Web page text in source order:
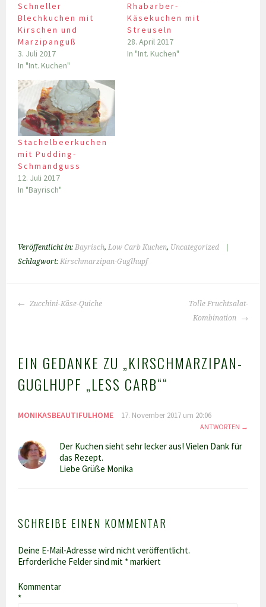
Schneller
Blechkuchen mit
Kirschen und
Marzipanguß
3. Juli 2017
In "Int. Kuchen"
Rhabarber-
Käsekuchen mit
Streuseln
28. April 2017
In "Int. Kuchen"
Stachelbeerkuchen
mit Pudding-
Schmandguss
12. Juli 2017
In "Bayrisch"
Veröffentlicht in:Bayrisch,Low Carb Kuchen, Uncategorized
Schlagwort:Kirschmarzipan-Guglhupf
BEITRAGS-
Zucchini-Käse-Quiche
Tolle Fruchtsalat-
Kombination
EIN GEDANKE ZU „KIRSCHMARZIPAN-
GUGLHUPF „LESS CARB““
MONIKASBEAUTIFULHOME 17. November 2017 um 20:06
ANTWORTEN
Der Kuchen sieht sehr lecker aus! Vielen Dank für
das Rezept.
Liebe Grüße Monika
SCHREIBE EINEN KOMMENTAR
Deine E-Mail-Adresse wird nicht veröffentlicht.
Erforderliche Felder sind mit *markiert
Kommentar
*